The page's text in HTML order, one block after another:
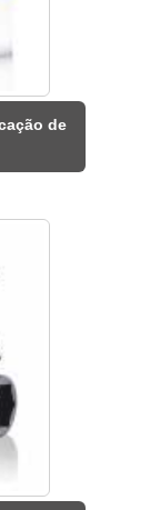
de